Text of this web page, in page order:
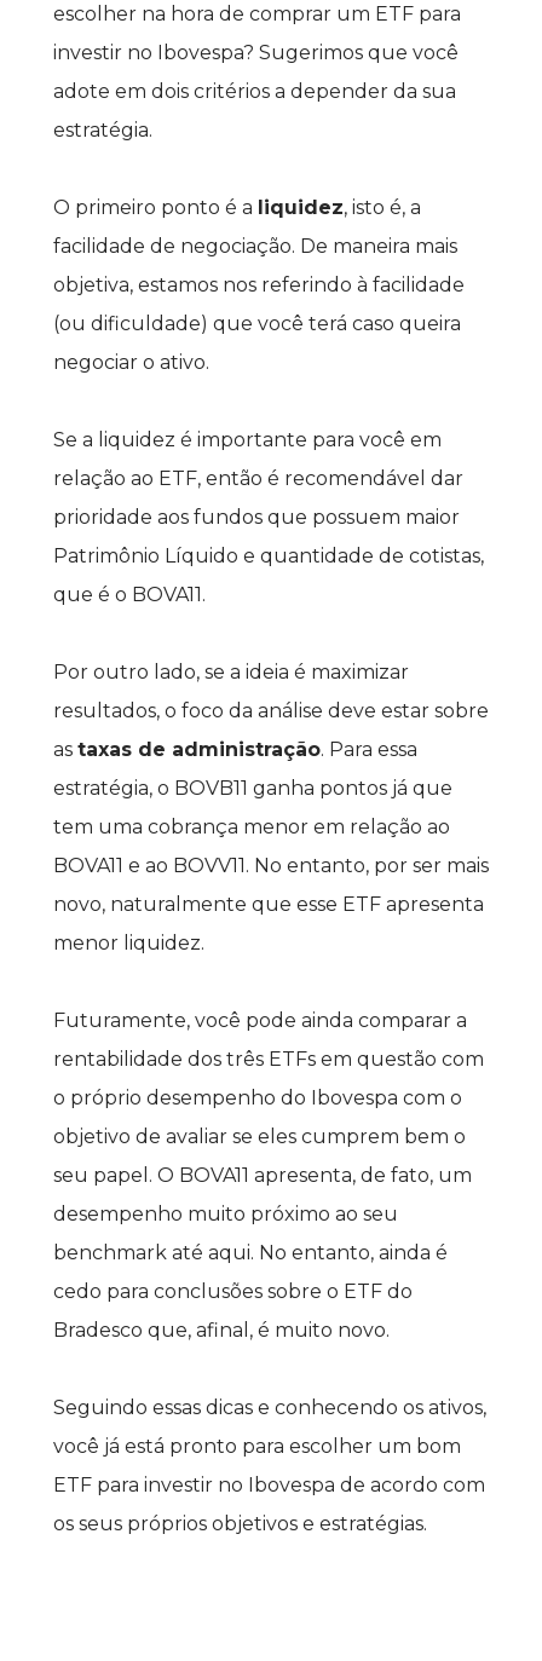
escolher na hora de comprar um ETF para
investir no Ibovespa? Sugerimos que você
adote em dois critérios a depender da sua
estratégia.
O primeiro ponto é a liquidez, isto é, a
facilidade de negociação. De maneira mais
objetiva, estamos nos referindo à facilidade
(ou dificuldade) que você terá caso queira
negociar o ativo.
Se a liquidez é importante para você em
relação ao ETF, então é recomendável dar
prioridade aos fundos que possuem maior
Patrimônio Líquido e quantidade de cotistas,
que é o BOVA11.
Por outro lado, se a ideia é maximizar
resultados, o foco da análise deve estar sobre
as taxas de administração. Para essa
estratégia, o BOVB11 ganha pontos já que
tem uma cobrança menor em relação ao
BOVA11 e ao BOVV11. No entanto, por ser mais
novo, naturalmente que esse ETF apresenta
menor liquidez.
Futuramente, você pode ainda comparar a
rentabilidade dos três ETFs em questão com
o próprio desempenho do Ibovespa com o
objetivo de avaliar se eles cumprem bem o
seu papel. O BOVA11 apresenta, de fato, um
desempenho muito próximo ao seu
benchmark até aqui. No entanto, ainda é
cedo para conclusões sobre o ETF do
Bradesco que, afinal, é muito novo.
Seguindo essas dicas e conhecendo os ativos,
você já está pronto para escolher um bom
ETF para investir no Ibovespa de acordo com
os seus próprios objetivos e estratégias.